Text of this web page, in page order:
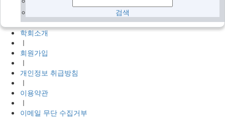
검색
학회소개
ㅣ
회원가입
ㅣ
개인정보 취급방침
ㅣ
이용약관
ㅣ
이메일 무단 수집거부